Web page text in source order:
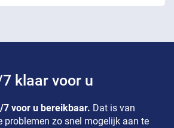
klaar voor u
7 voor u bereikbaar. Dat is van
problemen zo snel mogelijk aan te